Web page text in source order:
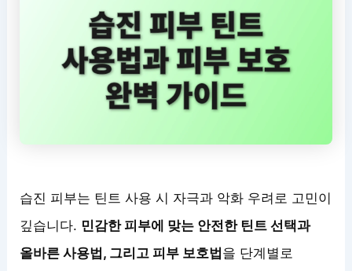
습진 피부는 틴트 사용 시 자극과 악화 우려로 고민이
깊습니다. 민감한 피부에 맞는 안전한 틴트 선택과
올바른 사용법, 그리고 피부 보호법을 단계별로